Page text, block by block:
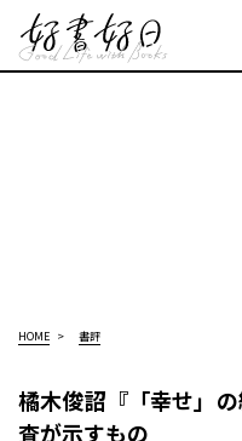
HOME 書評
橘木俊詔『「幸せ」
査が示すもの